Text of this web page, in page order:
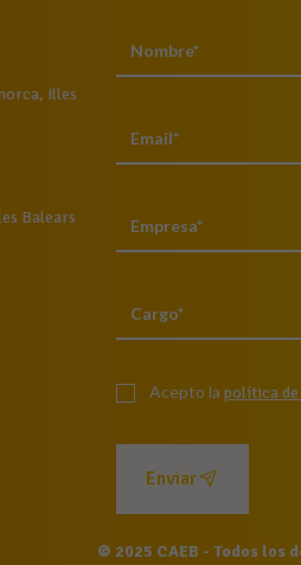
Illes
Balears
Acepto la política
Enviar
© 2025 CAEB - Todos los